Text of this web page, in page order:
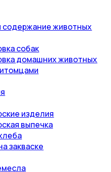
содержание животных
собак
домашних животных
изделия
выпечка
закваске